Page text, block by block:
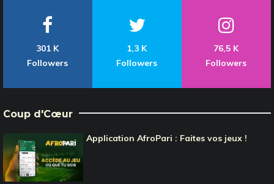
301 K
Followers
1,3 K
Followers
76,5 K
Followers
Coup d'Cœur
Application AfroPari : Faites vos jeux !